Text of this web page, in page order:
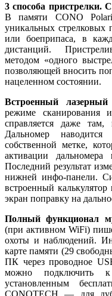
3 способа пристрелки.
В памяти CONO
уникальных стрелковых
или боеприпаса, в
дистанций.
методом «одного
позволяющей вносить
нацеленном состоянии.
Встроенный
режиме сканирования
справляется даже
Дальномер
собственной метке,
активации
Последний результат
нижней инфо-панели.
встроенный
экран поправку на
Полный функционал
(при активном WiFi)
охоты и наблюдений.
карте памяти (29
ПК через проводное
можно подключить
установленным
CONOTECH — для